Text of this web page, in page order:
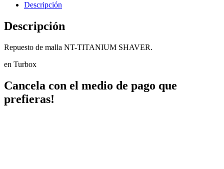
Descripción
Descripción
Repuesto de malla NT-TITANIUM SHAVER.
en Turbox
Cancela con el medio de pago que
prefieras!